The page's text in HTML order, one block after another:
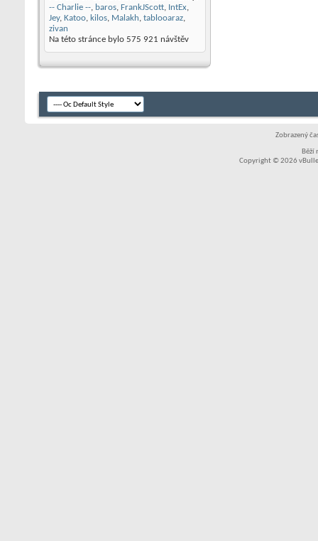
-- Charlie --, baros, FrankJScott, IntEx,
Jey, Katoo, kilos, Malakh, tablooaraz,
zivan
Na této stránce bylo 575 921 návštěv
Zobrazený
Běží
Copyright © 2026